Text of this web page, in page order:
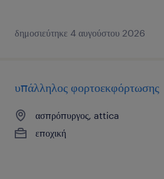
δημοσιεύτηκε 4 αυγούστου 2026
υπάλληλος φορτοεκφόρτωσης
ασπρόπυργος, attica
εποχική